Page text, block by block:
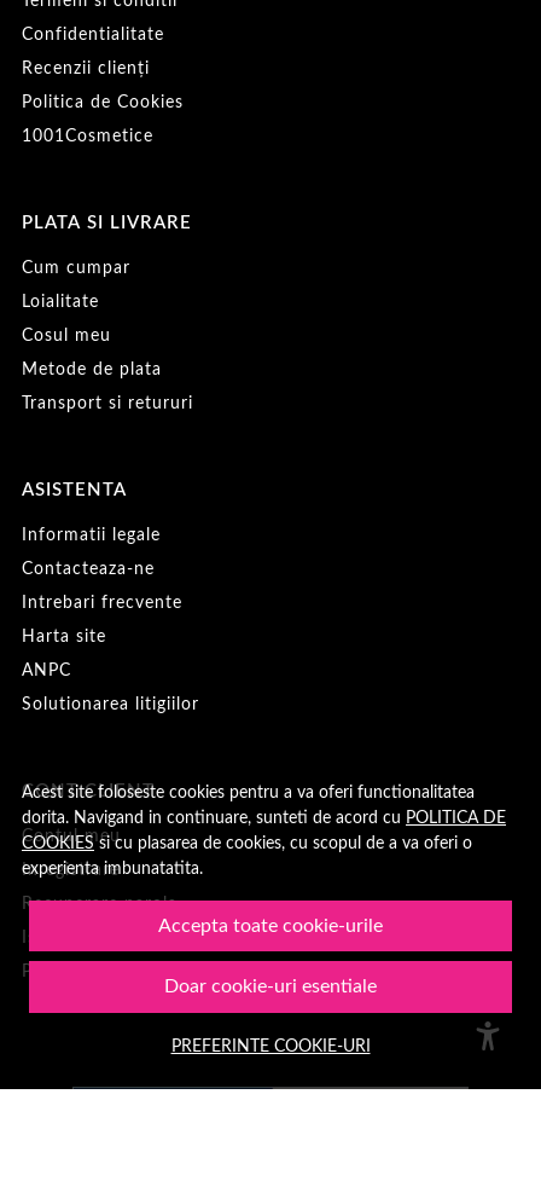
Acest site foloseste cookies pentru a va oferi functionalitatea
dorita. Navigand in continuare, sunteti de acord cu POLITICA DE
COOKIESsi cu plasarea de cookies, cu scopul de a va oferi o
experienta imbunatatita.
Accepta toate cookie-urile
Doar cookie-uri esentiale
PREFERINTE COOKIE-URI
Confidentialitate
Recenzii clienți
Politica de Cookies
1001Cosmetice
PLATA SI LIVRARE
Cum cumpar
Loialitate
Cosul meu
Metode de plata
Transport si retururi
ASISTENTA
Informatii legale
Contacteaza-ne
Intrebari frecvente
Harta site
ANPC
Solutionarea litigiilor
CONT CLIENT
Contul meu
Inregistrare
Recuperare parola
Produse favorite